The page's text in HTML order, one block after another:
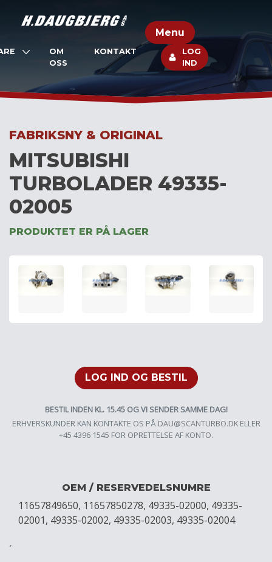
Menu
OM
OSS
KONTAKT
LOG
IND
FABRIKSNY & ORIGINAL
MITSUBISHI
TURBOLADER 49335-
02005
PRODUKTET ER PÅ LAGER
LOG IND OG BESTIL
BESTIL INDEN KL. 15.45 OG VI SENDER SAMME DAG!
ERHVERSKUNDER KAN KONTAKTE OS PÅ DAU@SCANTURBO.DKELLER
+45 4396 1545 FOR OPRETTELSE AF KONTO.
OEM / RESERVEDELSNUMRE
11657849650, 11657850278, 49335-02000, 49335-
02001, 49335-02002, 49335-02003, 49335-02004
´